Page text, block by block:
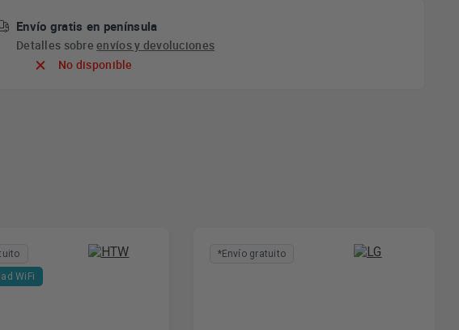
Envío gratis en península
Detalles sobreenvíos y devoluciones
No disponible
WiFi
*Envío gratuito